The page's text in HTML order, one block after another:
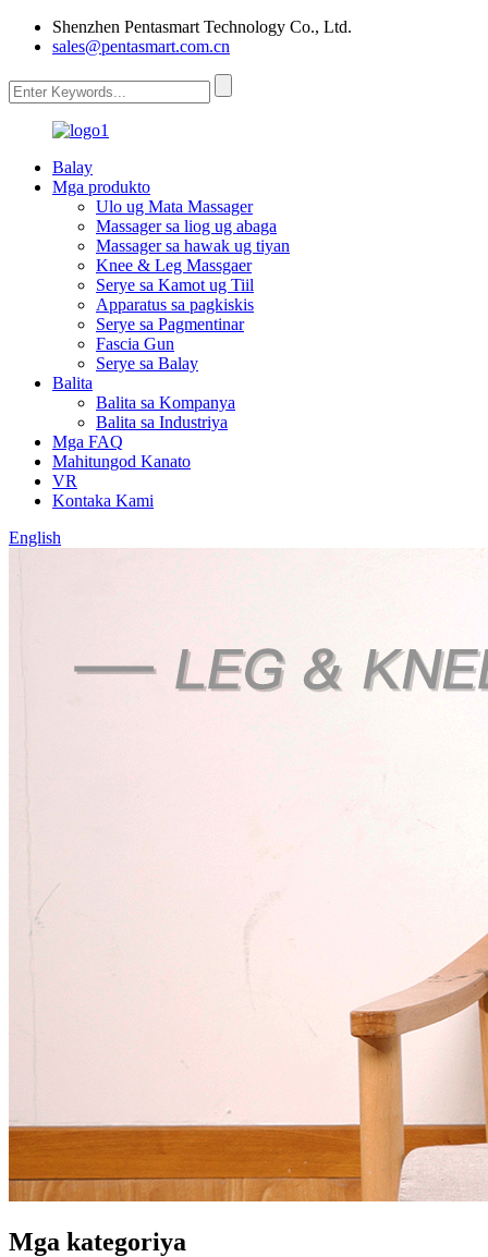
Shenzhen Pentasmart Technology Co., Ltd.
sales@pentasmart.com.cn
Balay
Mga produkto
Ulo ug Mata Massager
Massager sa liog ug abaga
Massager sa hawak ug tiyan
Knee & Leg Massgaer
Serye sa Kamot ug Tiil
Apparatus sa pagkiskis
Serye sa Pagmentinar
Fascia Gun
Serye sa Balay
Balita
Balita sa Kompanya
Balita sa Industriya
Mga FAQ
Mahitungod Kanato
VR
Kontaka Kami
English
Mga kategoriya